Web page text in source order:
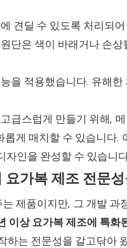
견딜 수 있도록 처리되
단은 색이 바래거나 손
을 적용했습니다. 유해
급스럽게 만들기 위해,
게 매치할 수 있습니다.
자인을 완성할 수 있습니
요가복 제조 전문
제품이지만, 그 개발
이상 요가복 제조에 특화
는 전문성을 갈고닦아